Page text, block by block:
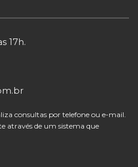
17h.
consultas por telefone ou e-mail.
através de um sistema que